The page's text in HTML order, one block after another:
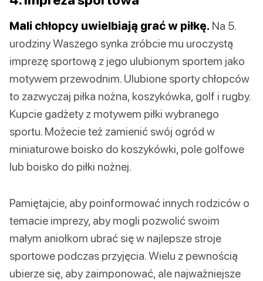
Mali chłopcy uwielbiają grać w piłkę. Na 5.
urodziny Waszego synka zróbcie mu uroczystą
imprezę sportową z jego ulubionym sportem jako
motywem przewodnim. Ulubione sporty chłopców
to zazwyczaj piłka nożna, koszykówka, golf i rugby.
Kupcie gadżety z motywem piłki wybranego
sportu. Możecie też zamienić swój ogród w
miniaturowe boisko do koszykówki, pole golfowe
lub boisko do piłki nożnej.
Pamiętajcie, aby poinformować innych rodziców o
temacie imprezy, aby mogli pozwolić swoim
małym aniołkom ubrać się w najlepsze stroje
sportowe podczas przyjęcia. Wielu z pewnością
ubierze się, aby zaimponować, ale najważniejsze